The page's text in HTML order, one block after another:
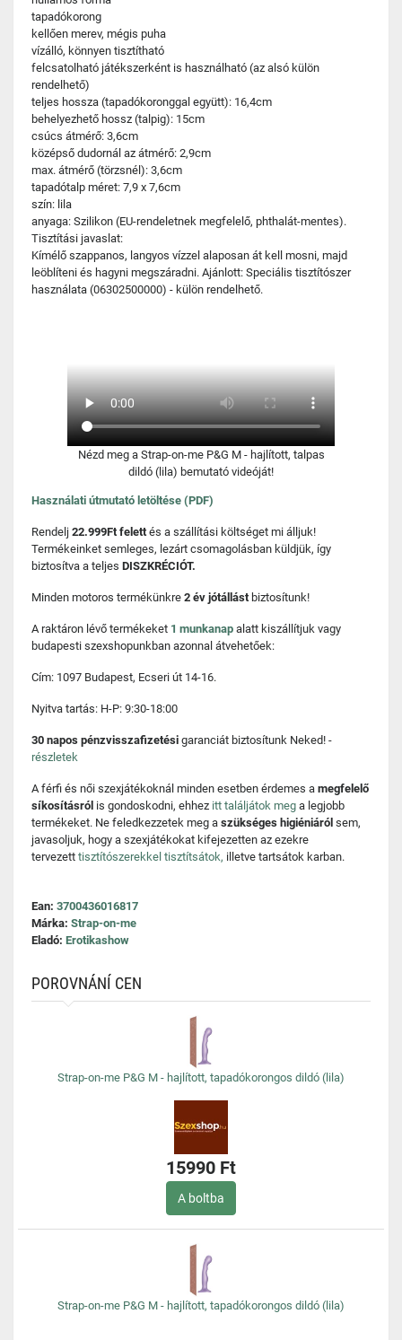
tapadókorong
kellően merev, mégis puha
vízálló, könnyen tisztítható
felcsatolható játékszerként is használható (az alsó külön
rendelhető)
teljes hossza (tapadókoronggal együtt): 16,4cm
behelyezhető hossz (talpig): 15cm
csúcs átmérő: 3,6cm
középső dudornál az átmérő: 2,9cm
max. átmérő (törzsnél): 3,6cm
tapadótalp méret: 7,9 x 7,6cm
szín: lila
anyaga: Szilikon (EU-rendeletnek megfelelő, phthalát-mentes).
Tisztítási javaslat:
Kímélő szappanos, langyos vízzel alaposan át kell mosni, majd
leöblíteni és hagyni megszáradni. Ajánlott: Speciális tisztítószer
használata (06302500000) - külön rendelhető.
Nézd meg a Strap-on-me P&G M - hajlított, talpas
dildó (lila) bemutató videóját!
Használati útmutató letöltése (PDF)
Rendelj 22.999Ft felettés a szállítási költséget mi álljuk!
Termékeinket semleges, lezárt csomagolásban küldjük, így
biztosítva a teljes DISZKRÉCIÓT.
Minden motoros termékünkre 2 év jótállást biztosítunk!
A raktáron lévő termékeket 1 munkanap alatt kiszállítjuk vagy
budapesti szexshopunkban azonnal átvehetőek:
Cím: 1097 Budapest, Ecseri út 14-16.
Nyitva tartás: H-P: 9:30-18:00
30 napos pénzvisszafizetési garanciát biztosítunk Neked! -
részletek
A férfi és női szexjátékoknál minden esetben érdemes a megfelelő
síkosításról is gondoskodni, ehhez itt találjátok meg a legjobb
termékeket. Ne feledkezzetek meg a szükséges higiéniáról sem,
javasoljuk, hogy a szexjátékokat kifejezetten az ezekre
tervezett tisztítószerekkel tisztítsátok, illetve tartsátok karban.
Ean: 3700436016817
Márka: Strap-on-me
Eladó: Erotikashow
POROVNÁNÍ CEN
Strap-on-me P&G M - hajlított, tapadókorongos dildó (lila)
15990 Ft
A boltba
Strap-on-me P&G M - hajlított, tapadókorongos dildó (lila)